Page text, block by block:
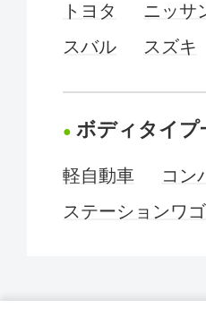
トヨタ ニッサ
スバル
スズキ
ボディタイプ
軽自動車 コン
ステーションワ